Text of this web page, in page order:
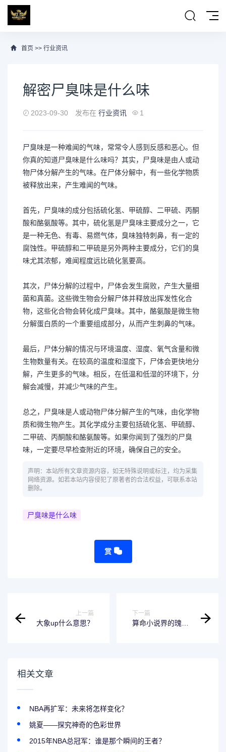
首页 >> 行业资讯
解密尸臭味是什么味
2023-09-30 发布在 行业资讯 1
尸臭味是一种难闻的气味，常常令人感到反感和恶心。但
你真的知道尸臭味是什么味吗？其实，尸臭味是由人或动
物尸体分解产生的气味。在尸体分解中，有一些化学物质
被释放出来，产生难闻的气味。
首先，尸臭味的成分包括硫化氢、甲硫醇、二甲硫、丙酮
酸和酪氨酸等。其中，硫化氢是尸臭味主要成分之一，它
是一种无色、有毒、易燃气体，臭味独特刺鼻，有一定的
腐蚀性。甲硫醇和二甲硫是另外两种主要成分，它们的臭
味尤其浓郁，难闻程度远比硫化氢要高。
其次，尸体分解的过程中，尸体会发生腐败，产生大量细
菌和真菌。这些微生物会分解尸体并释放出挥发性化合
物，这些化合物会转化成尸臭味。其中，酪氨酸是微生物
分解蛋白质的一个重要组成部分，从而产生刺鼻的气味。
最后，尸体分解的情况与环境温度、湿度、氧气含量和微
生物数量有关。在较高的温度和湿度下，尸体会更快地分
解，产生更多的气味。相反，在低温和低湿的环境下，分
解会减慢，并减少气味的产生。
总之，尸臭味是人或动物尸体分解产生的气味，由化学物
质和微生物产生。其化学成分主要包括硫化氢、甲硫醇、
二甲硫、丙酮酸和酪氨酸等。如果你闻到了强烈的尸臭
味，一定要尽早检查附近的环境，确保自己的安全。
声明：本站所有文章资源内容，如无特殊说明或标注，均为采集
网络资源。如若本站内容侵犯了原著者的合法权益，可联系本站
删除。
尸臭味是什么味
赏
上一篇
大象up什么意思？
下一篇
算命小说界的瑰宝
相关文章
NBA再扩军：未来将怎样变化？
姚夏——探究神奇的色彩世界
2015年NBA总冠军：谁是那个瞬间的王者？